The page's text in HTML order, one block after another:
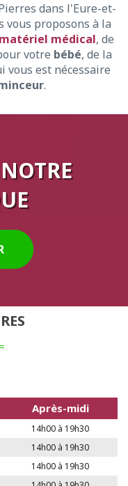
dans l'Eure-et-
vous proposons à la
matériel médical, de
votre bébé, de la
vous est nécessaire
.
Après-midi
14h00 à 19h30
14h00 à 19h30
14h00 à 19h30